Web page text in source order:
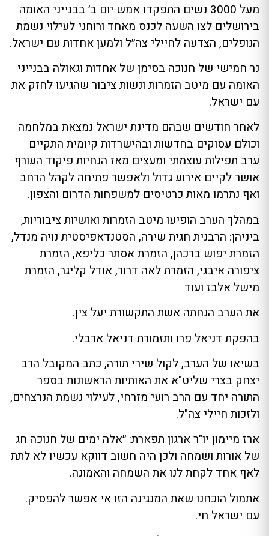
מעל 3000 נשים התפקדו אמש יום ב׳ בבנייני האומה
בירושלים לצו השעה לכנס מאחד ורוחני לעילוי נשמת
הנופלים, הצדעה לחיילי צה״ל ולמען אחדות עם ישראל.
נר חמישי של חנוכה בסימן של אחדות וגאולה בבנייני
האומה עם מיטב הזמרות ונשות ציבור שהגיעו לחזק את
עם ישראל.
לאחר חודשים שבהם מדינת ישראל נמצאת במלחמה
וכולם עסוקים בחדשות ובהישרדות קיומית התקיים
ערב תפילות עוצמתי ומעצים מאז הנחיות פיקוד העורף
אושר לקיים אירוע גדול ולאפשר פתיחה לקהל הרחב
ואף נתרמו מאות כרטיסים למשפחות הדרום והצפון.
במהלך הערב הופיעו מיטב הזמרות ואושיות ציבוריות,
ביניהן: הרבנית חגית שירה, הסטנדאפיסטית נויה מנדל,
הזמרת יפוש ברכהן, הזמרת אסתר כליפא, הזמרת
ציפורה איבגי, הזמרת לאה דרור, אודל קליגר, הזמרת
מישל אלבז ועוד
את הערב הנחתה אשת התקשורת יעל צין.
בהפקת דניאל פרו ותזמורת דניאל ארבלי.
בשיאו של הערב, לקול שירי תורה, כתב המקובל הרב
יצחק בצרי שליט"א את האותיות הראשונות בספר
התורה יחד עם הרב רועי מזרחי, לעילוי נשמת הנרצחים,
ולזכות חיילי צה"ל.
ארז מיימון יו"ר ארגון תפארת: ״אלה ימים של חנוכה חג
של אורות ושמחה ולכן היה חשוב דווקא עכשיו לא לתת
לאף אחד לקחת לנו את השמחה והאמונה.
אתמול הוכחנו שאת המנגינה הזו אי אפשר להפסיק.
עם ישראל חי.